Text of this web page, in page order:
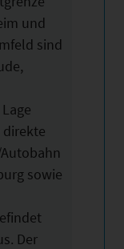
und
sind
sowie
Der